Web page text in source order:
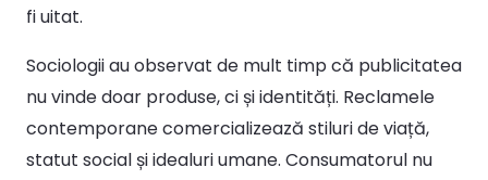
fi uitat.
Sociologii au observat de mult timp că publicitatea
nu vinde doar produse, ci și identități. Reclamele
contemporane comercializează stiluri de viață,
statut social și idealuri umane. Consumatorul nu